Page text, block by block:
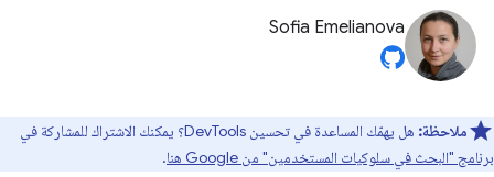
Sofia Emelianova
ملاحظة: هل يهمّك المساعدة في تحسين DevTools؟ يمكنك الاشتراك للمشاركة في
برنامج "البحث في سلوكيات المستخدمين" من Google هنا
.